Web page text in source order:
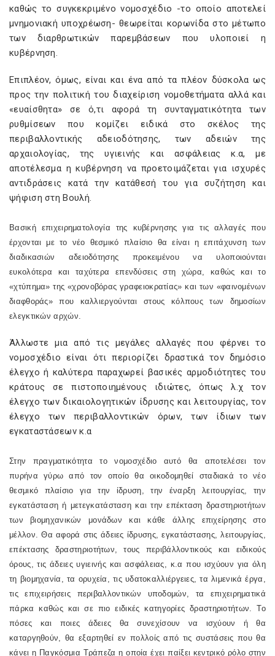
καθώς το συγκεκριμένο νομοσχέδιο -το οποίο αποτελεί
μνημονιακή υποχρέωση- θεωρείται κορωνίδα στο μέτωπο
των διαρθρωτικών παρεμβάσεων που υλοποιεί η
κυβέρνηση.
Επιπλέον, όμως, είναι και ένα από τα πλέον δύσκολα ως
προς την πολιτική του διαχείριση νομοθετήματα αλλά και
«ευαίσθητα» σε ό,τι αφορά τη συνταγματικότητα των
ρυθμίσεων που κομίζει ειδικά στο σκέλος της
περιβαλλοντικής αδειοδότησης, των αδειών της
αρχαιολογίας, της υγιεινής και ασφάλειας κ.α, με
αποτέλεσμα η κυβέρνηση να προετοιμάζεται για ισχυρές
αντιδράσεις κατά την κατάθεσή του για συζήτηση και
ψήφιση στη Βουλή.
Βασική επιχειρηματολογία της κυβέρνησης για τις αλλαγές που
έρχονται με το νέο θεσμικό πλαίσιο θα είναι η επιτάχυνση των
διαδικασιών αδειοδότησης προκειμένου να υλοποιούνται
ευκολότερα και ταχύτερα επενδύσεις στη χώρα, καθώς και το
«χτύπημα» της «χρονοβόρας γραφειοκρατίας» και των «φαινομένων
διαφθοράς» που καλλιεργούνται στους κόλπους των δημοσίων
ελεγκτικών αρχών.
Άλλωστε μια από τις μεγάλες αλλαγές που φέρνει το
νομοσχέδιο είναι ότι περιορίζει δραστικά τον δημόσιο
έλεγχο ή καλύτερα παραχωρεί βασικές αρμοδιότητες του
κράτους σε πιστοποιημένους ιδιώτες, όπως λ.χ τον
έλεγχο των δικαιολογητικών ίδρυσης και λειτουργίας, τον
έλεγχο των περιβαλλοντικών όρων, των ίδιων των
εγκαταστάσεων κ.α
Στην πραγματικότητα το νομοσχέδιο αυτό θα αποτελέσει τον
πυρήνα γύρω από τον οποίο θα οικοδομηθεί σταδιακά το νέο
θεσμικό πλαίσιο για την ίδρυση, την έναρξη λειτουργίας, την
εγκατάσταση ή μετεγκατάσταση και την επέκταση δραστηριοτήτων
των βιομηχανικών μονάδων και κάθε άλλης επιχείρησης στο
μέλλον. Θα αφορά στις άδειες ίδρυσης, εγκατάστασης, λειτουργίας,
επέκτασης δραστηριοτήτων, τους περιβάλλοντικούς και ειδικούς
όρους, τις άδειες υγιεινής και ασφάλειας, κ.α που ισχύουν για όλη
τη βιομηχανία, τα ορυχεία, τις υδατοκαλλιέργειες, τα λιμενικά έργα,
τις επιχειρήσεις περιβαλλοντικών υποδομών, τα επιχειρηματικά
πάρκα καθώς και σε πιο ειδικές κατηγορίες δραστηριοτήτων. Το
πόσες και ποιες άδειες θα συνεχίσουν να ισχύουν ή θα
καταργηθούν, θα εξαρτηθεί εν πολλοίς από τις συστάσεις που θα
κάνει η Παγκόσμια Τράπεζα η οποία έχει παίξει κεντρικό ρόλο στην